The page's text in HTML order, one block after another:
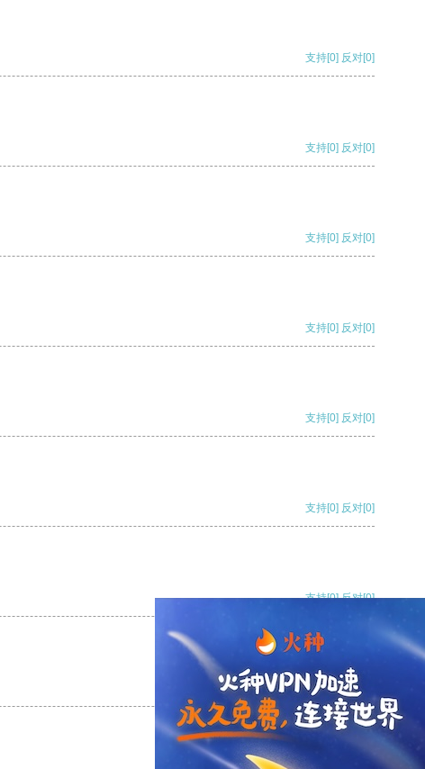
支持[0] 反对[0]
支持[0] 反对[0]
支持[0] 反对[0]
支持[0] 反对[0]
支持[0] 反对[0]
支持[0] 反对[0]
支持[0] 反对[0]
支持[0] 反对